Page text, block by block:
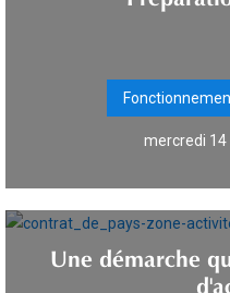
mercredi 14
Une démarche